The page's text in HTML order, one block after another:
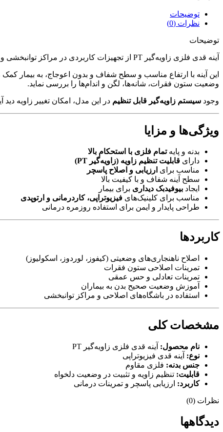
توضیحات
نظرات (0)
توضیحات
آینه قدی فلزی زاویه‌گیر PT از تجهیزات کاربردی در مراکز توانبخشی و فیزیوتراپی است که برای
این آینه با ارتفاع مناسب و سطح شفاف و بدون اعوجاج، به بیمار
وضعیت ستون فقرات، شانه‌ها، لگن و اندام‌ها را بررسی نماید.
وجود سیستم زاویه‌گیر قابل تنظیم در این مدل، امکان تغییر زاویه
ویژگی‌ها و مزایا
بدنه و پایهتمام فلزی با استحکام بالا
دارای قابلیت تنظیم زاویه (زاویه‌گیر PT)
مناسب برای ارزیابی و اصلاح پاسچر
سطح آینه شفاف و با کیفیت بالا
ایجاد بیوفیدبک دیداری برای بیمار
مناسب برای کلینیک‌های فیزیوتراپی، کاردرمانی و ارتوپدی
طراحی پایدار و ایمن برای استفاده روزمره درمانی
کاربردها
اصلاح ناهنجاری‌های وضعیتی (کیفوز، لوردوز، اسکولیوز)
تمرینات اصلاحی ستون فقرات
تمرینات تعادلی و حس عمقی
آموزش وضعیت صحیح بدن به بیماران
استفاده در باشگاه‌های اصلاحی و مراکز توانبخشی
مشخصات کلی
نام محصول: آینه قدی فلزی زاویه‌گیر PT
نوع: آینه قدی فیزیوتراپی
جنس بدنه: فلزی مقاوم
قابلیت: تنظیم زاویه و تثبیت در وضعیت دلخواه
کاربرد: ارزیابی پاسچر و تمرینات درمانی
نظرات (0)
دیدگاهها